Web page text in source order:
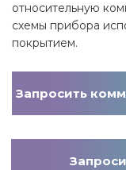
относительную
схемы прибора
покрытием.
Запросить